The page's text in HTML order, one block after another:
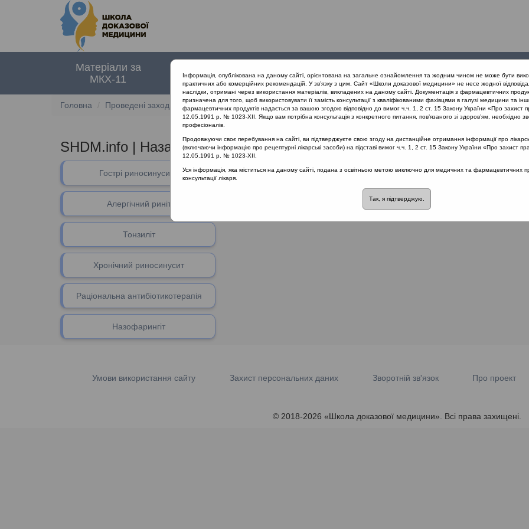
Матеріали за
МКХ-11
документи
заходи
проекту
Головна Проведені заходи SHDM.info | Назальна алергія і гіперреактивність. В чому різниця?
SHDM.info | Назальна алергія і гіперреактивність. В чому різниця?::
Гострі риносинусити
Алергічний риніт
Тонзиліт
Хронічний риносинусит
Раціональна антибіотикотерапія
Назофарингіт
В даному розділі немає материалів
Умови використання сайту Захист персональних даних Зворотній зв'язок Про проект
© 2018-2026 «Школа доказової медицини». Всі права захищені.
Інформація, опублікована на даному сайті, орієнтована на загальне ознайомлення та жодним чином не може бути
практичних або комерційних рекомендацій. У зв’язку з цим, Сайт «Школи доказової медицини» не несе жодної
наслідки, отримані через використання матеріалів, викладених на даному сайті. Документація з фармацевтичних
призначена для того, щоб використовувати її замість консультації з кваліфікованими фахівцями в галузі медицини та
фармацевтичних продуктів надається за вашою згодою відповідно до вимог ч.ч. 1, 2 ст. 15 Закону України «Про захист
12.05.1991 р. № 1023-XII. Якщо вам потрібна консультація з конкретного питання, пов’язаного зі здоров’ям, необхідно
професіоналів.
Продовжуючи своє перебування на сайті, ви підтверджуєте свою згоду на дистанційне отримання інформації про
(включаючи інформацію про рецептурні лікарські засоби) на підставі вимог ч.ч. 1, 2 ст. 15 Закону України «Про захист
12.05.1991 р. № 1023-XII.
Уся інформація, яка міститься на даному сайті, подана з освітньою метою виключно для медичних та фармацевтичних
консультації лікаря.
Так, я підтверджую.